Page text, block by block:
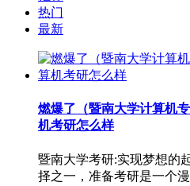
热门
最新
燃爆了（暨南大学计算机
机考研怎么样
暨南大学考研:实现梦想的
择之一，准备考研是一个